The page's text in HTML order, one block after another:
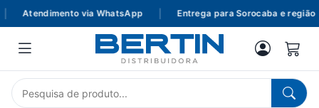
Atendimento via WhatsApp Entrega para Sorocaba e região